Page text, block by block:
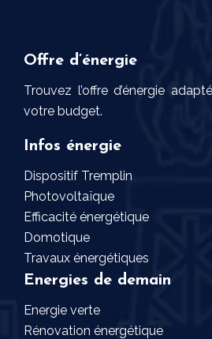
Offre d’énergie
Trouvez l’offre d’énergie
votre budget.
Infos énergie
Dispositif Tremplin
Photovoltaïque
Efficacité énergétique
Domotique
Travaux énergétiques
Energies de demain
Energie verte
Rénovation énergétique